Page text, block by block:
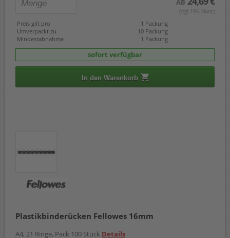
AB
(zzgl. 19% Mwst.)
Preis gilt pro
1 Packung
Umverpackt zu
10 Packung
Mindestabnahme
1 Packung
sofort verfügbar
In den Warenkorb
Plastikbinderücken Fellowes 16mm
A4, 21 Ringe, Pack 100 Stück Details